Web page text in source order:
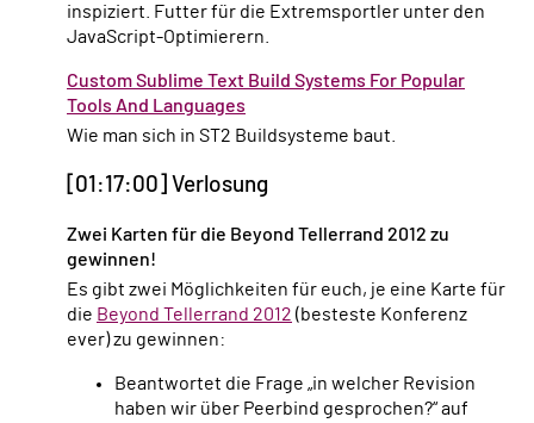
inspiziert. Futter für die Extremsportler unter den
JavaScript-Optimierern.
Custom Sublime Text Build Systems For Popular
Tools And Languages
Wie man sich in ST2 Buildsysteme baut.
[01:17:00] Verlosung
Zwei Karten für die Beyond Tellerrand 2012 zu
gewinnen!
Es gibt zwei Möglichkeiten für euch, je eine Karte für
die Beyond Tellerrand 2012 (besteste Konferenz
ever) zu gewinnen:
Beantwortet die Frage „in welcher Revision
haben wir über Peerbind gesprochen?“ auf